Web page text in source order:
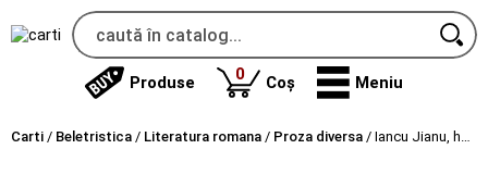
Produse 0produse
Coș Meniu
Carti / Beletristica / Literatura romana / Proza diversa / Iancu Jianu, haiducul (N. D. Popescu)